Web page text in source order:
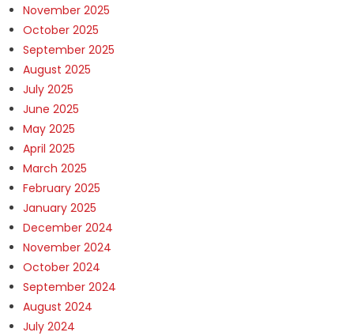
November 2025
October 2025
September 2025
August 2025
July 2025
June 2025
May 2025
April 2025
March 2025
February 2025
January 2025
December 2024
November 2024
October 2024
September 2024
August 2024
July 2024